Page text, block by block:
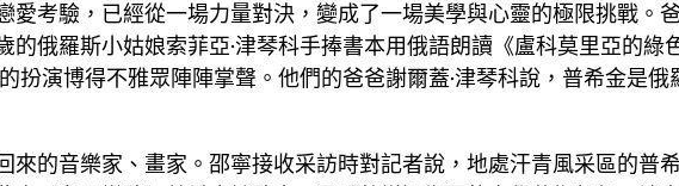
考驗，已經從一場力量對決，變成了一場美學與心靈的極限挑戰。
俄羅斯小姑娘索菲亞·津琴科手捧書本用俄語朗讀《盧科莫里亞的綠
扮演博得不雅眾陣陣掌聲。他們的爸爸謝爾蓋·津琴科說，普希金是
來的音樂家、畫家。邵寧接收采訪時對記者說，地處汗青風采區的普